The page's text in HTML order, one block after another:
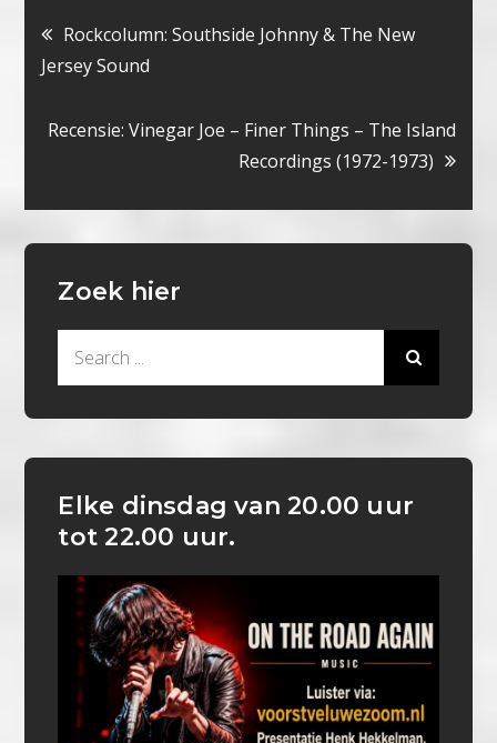
Bericht
navigatie
Rockcolumn: Southside Johnny & The New
Jersey Sound
Recensie: Vinegar Joe – Finer Things – The Island
Recordings (1972-1973)
Zoek hier
Elke dinsdag van 20.00 uur
tot 22.00 uur.